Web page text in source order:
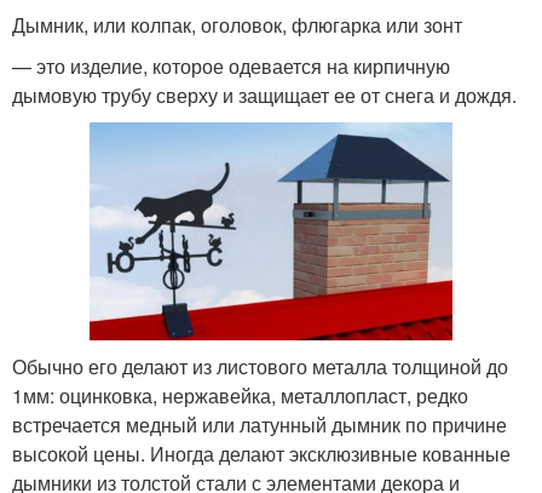
Дымник, или колпак, оголовок, флюгарка или зонт
— это изделие, которое одевается на кирпичную
дымовую трубу сверху и защищает ее от снега и дождя.
Обычно его делают из листового металла толщиной до
1мм: оцинковка, нержавейка, металлопласт, редко
встречается медный или латунный дымник по причине
высокой цены. Иногда делают эксклюзивные кованные
дымники из толстой стали с элементами декора и